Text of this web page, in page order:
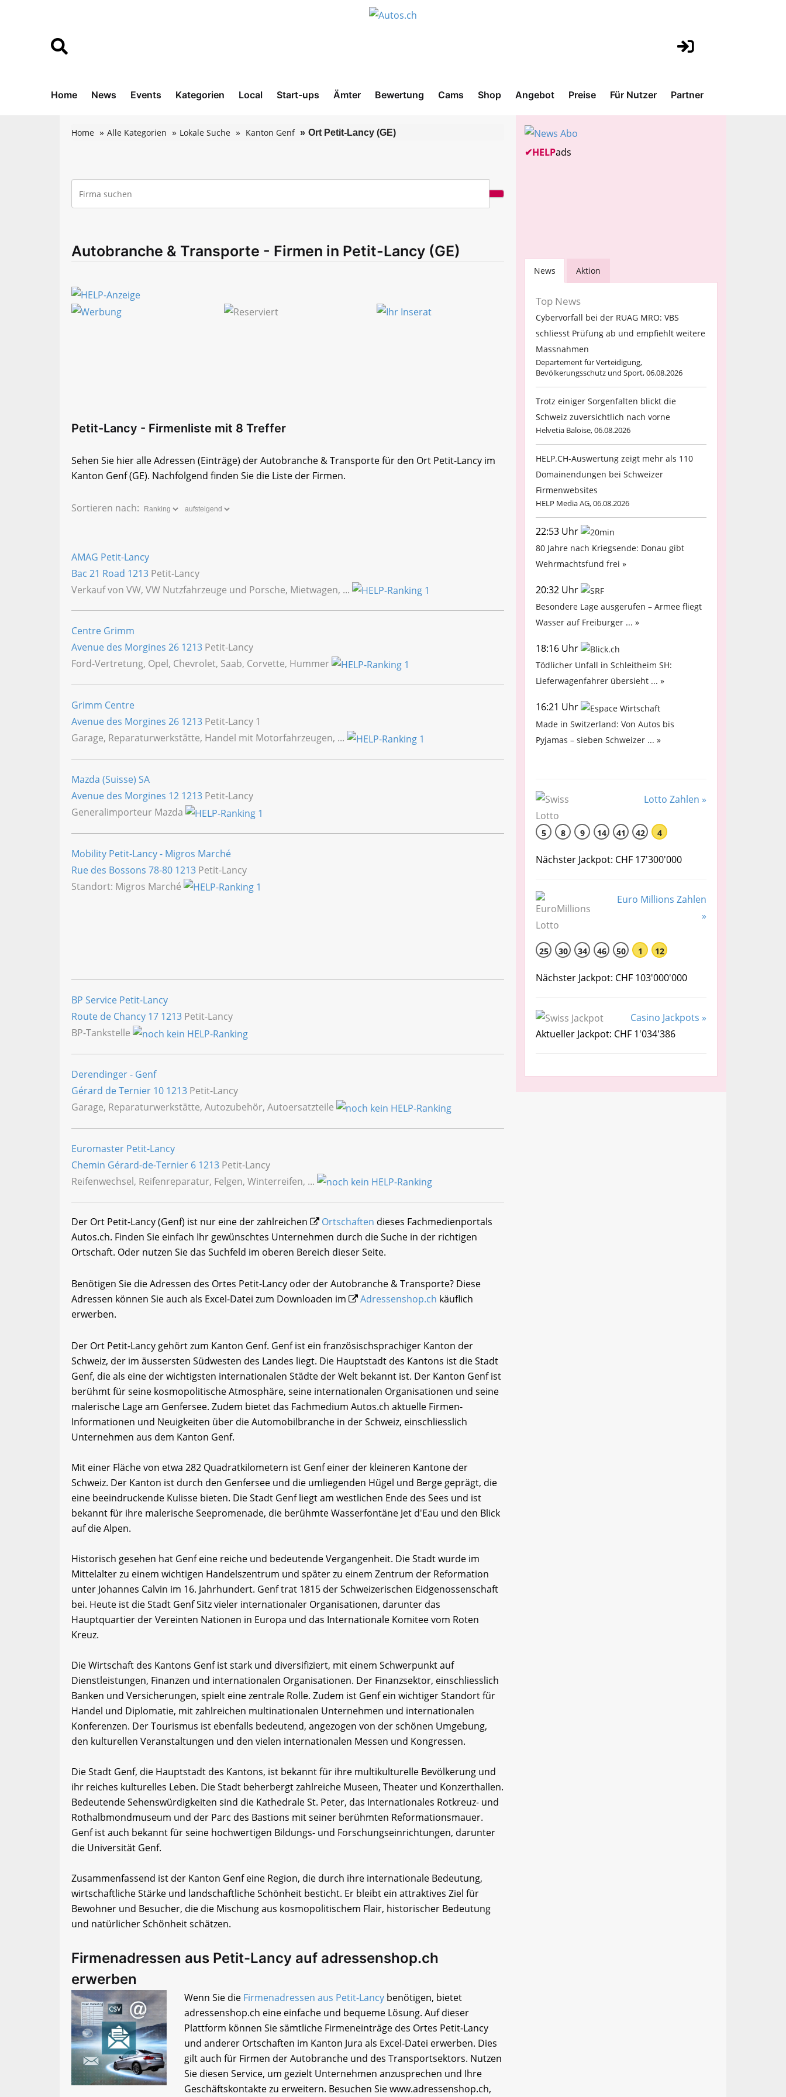
Home News Events Kategorien Local Start-ups Ämter Bewertung Cams Shop Angebot Preise Für Nutzer Partner
Home Alle Kategorien Lokale Suche Kanton Genf Ort Petit-Lancy (GE)
Autobranche & Transporte - Firmen in Petit-Lancy (GE)
Petit-Lancy - Firmenliste mit 8 Treffer
Sehen Sie hier alle Adressen (Einträge) der Autobranche & Transporte für den Ort Petit-Lancy im
Kanton Genf (GE). Nachfolgend finden Sie die Liste der Firmen.
Sortieren nach:
AMAG Petit-Lancy
Bac 21 Road 1213 Petit-Lancy
Verkauf von VW, VW Nutzfahrzeuge und Porsche, Mietwagen, ...
Centre Grimm
Avenue des Morgines 26 1213 Petit-Lancy
Ford-Vertretung, Opel, Chevrolet, Saab, Corvette, Hummer
Grimm Centre
Avenue des Morgines 26 1213 Petit-Lancy 1
Garage, Reparaturwerkstätte, Handel mit Motorfahrzeugen, ...
Mazda (Suisse) SA
Avenue des Morgines 12 1213 Petit-Lancy
Generalimporteur Mazda
Mobility Petit-Lancy - Migros Marché
Rue des Bossons 78-80 1213 Petit-Lancy
Standort: Migros Marché
BP Service Petit-Lancy
Route de Chancy 17 1213 Petit-Lancy
BP-Tankstelle
Derendinger - Genf
Gérard de Ternier 10 1213 Petit-Lancy
Garage, Reparaturwerkstätte, Autozubehör, Autoersatzteile
Euromaster Petit-Lancy
Chemin Gérard-de-Ternier 6 1213 Petit-Lancy
Reifenwechsel, Reifenreparatur, Felgen, Winterreifen, ...
Der Ort Petit-Lancy (Genf) ist nur eine der zahlreichen Ortschaften dieses Fachmedienportals
Autos.ch. Finden Sie einfach Ihr gewünschtes Unternehmen durch die Suche in der richtigen
Ortschaft. Oder nutzen Sie das Suchfeld im oberen Bereich dieser Seite.
Benötigen Sie die Adressen des Ortes Petit-Lancy oder der Autobranche & Transporte? Diese
Adressen können Sie auch als Excel-Datei zum Downloaden im
Adressenshop.ch käuflich
erwerben.
Der Ort Petit-Lancy gehört zum Kanton Genf. Genf ist ein französischsprachiger Kanton der
Schweiz, der im äussersten Südwesten des Landes liegt. Die Hauptstadt des Kantons ist die Stadt
Genf, die als eine der wichtigsten internationalen Städte der Welt bekannt ist. Der Kanton Genf ist
berühmt für seine kosmopolitische Atmosphäre, seine internationalen Organisationen und seine
malerische Lage am Genfersee. Zudem bietet das Fachmedium Autos.ch aktuelle Firmen-
Informationen und Neuigkeiten über die Automobilbranche in der Schweiz, einschliesslich
Unternehmen aus dem Kanton Genf.
Mit einer Fläche von etwa 282 Quadratkilometern ist Genf einer der kleineren Kantone der
Schweiz. Der Kanton ist durch den Genfersee und die umliegenden Hügel und Berge geprägt, die
eine beeindruckende Kulisse bieten. Die Stadt Genf liegt am westlichen Ende des Sees und ist
bekannt für ihre malerische Seepromenade, die berühmte Wasserfontäne Jet d'Eau und den Blick
auf die Alpen.
Historisch gesehen hat Genf eine reiche und bedeutende Vergangenheit. Die Stadt wurde im
Mittelalter zu einem wichtigen Handelszentrum und später zu einem Zentrum der Reformation
unter Johannes Calvin im 16. Jahrhundert. Genf trat 1815 der Schweizerischen Eidgenossenschaft
bei. Heute ist die Stadt Genf Sitz vieler internationaler Organisationen, darunter das
Hauptquartier der Vereinten Nationen in Europa und das Internationale Komitee vom Roten
Kreuz.
Die Wirtschaft des Kantons Genf ist stark und diversifiziert, mit einem Schwerpunkt auf
Dienstleistungen, Finanzen und internationalen Organisationen. Der Finanzsektor, einschliesslich
Banken und Versicherungen, spielt eine zentrale Rolle. Zudem ist Genf ein wichtiger Standort für
Handel und Diplomatie, mit zahlreichen multinationalen Unternehmen und internationalen
Konferenzen. Der Tourismus ist ebenfalls bedeutend, angezogen von der schönen Umgebung,
den kulturellen Veranstaltungen und den vielen internationalen Messen und Kongressen.
Die Stadt Genf, die Hauptstadt des Kantons, ist bekannt für ihre multikulturelle Bevölkerung und
ihr reiches kulturelles Leben. Die Stadt beherbergt zahlreiche Museen, Theater und Konzerthallen.
Bedeutende Sehenswürdigkeiten sind die Kathedrale St. Peter, das Internationales Rotkreuz- und
Rothalbmondmuseum und der Parc des Bastions mit seiner berühmten Reformationsmauer.
Genf ist auch bekannt für seine hochwertigen Bildungs- und Forschungseinrichtungen, darunter
die Universität Genf.
Zusammenfassend ist der Kanton Genf eine Region, die durch ihre internationale Bedeutung,
wirtschaftliche Stärke und landschaftliche Schönheit besticht. Er bleibt ein attraktives Ziel für
Bewohner und Besucher, die die Mischung aus kosmopolitischem Flair, historischer Bedeutung
und natürlicher Schönheit schätzen.
Firmenadressen aus Petit-Lancy auf adressenshop.ch
erwerben
Wenn Sie die Firmenadressen aus Petit-Lancybenötigen, bietet
adressenshop.ch eine einfache und bequeme Lösung. Auf dieser
Plattform können Sie sämtliche Firmeneinträge des Ortes Petit-Lancy
und anderer Ortschaften im Kanton Jura als Excel-Datei erwerben. Dies
gilt auch für Firmen der Autobranche und des Transportsektors. Nutzen
Sie diesen Service, um gezielt Unternehmen anzusprechen und Ihre
Geschäftskontakte zu erweitern. Besuchen Sie www.adressenshop.ch,
✔HELPads
News Aktion
Top News
Cybervorfall bei der RUAG MRO: VBS
schliesst Prüfung ab und empfiehlt weitere
Massnahmen
Departement für Verteidigung,
Bevölkerungsschutz und Sport, 06.08.2026
Trotz einiger Sorgenfalten blickt die
Schweiz zuversichtlich nach vorne
Helvetia Baloise, 06.08.2026
HELP.CH-Auswertung zeigt mehr als 110
Domainendungen bei Schweizer
Firmenwebsites
HELP Media AG, 06.08.2026
22:53 Uhr
80 Jahre nach Kriegsende: Donau gibt
Wehrmachtsfund frei »
20:32 Uhr
Besondere Lage ausgerufen – Armee fliegt
Wasser auf Freiburger ... »
18:16 Uhr
Tödlicher Unfall in Schleitheim SH:
Lieferwagenfahrer übersieht ... »
16:21 Uhr
Made in Switzerland: Von Autos bis
Pyjamas – sieben Schweizer ... »
Lotto Zahlen »
5 8 9 14 41 42 4
Nächster Jackpot: CHF 17'300'000
Euro Millions Zahlen
»
25 30 34 46 50 1 12
Nächster Jackpot: CHF 103'000'000
Casino Jackpots »
Aktueller Jackpot: CHF 1'034'386